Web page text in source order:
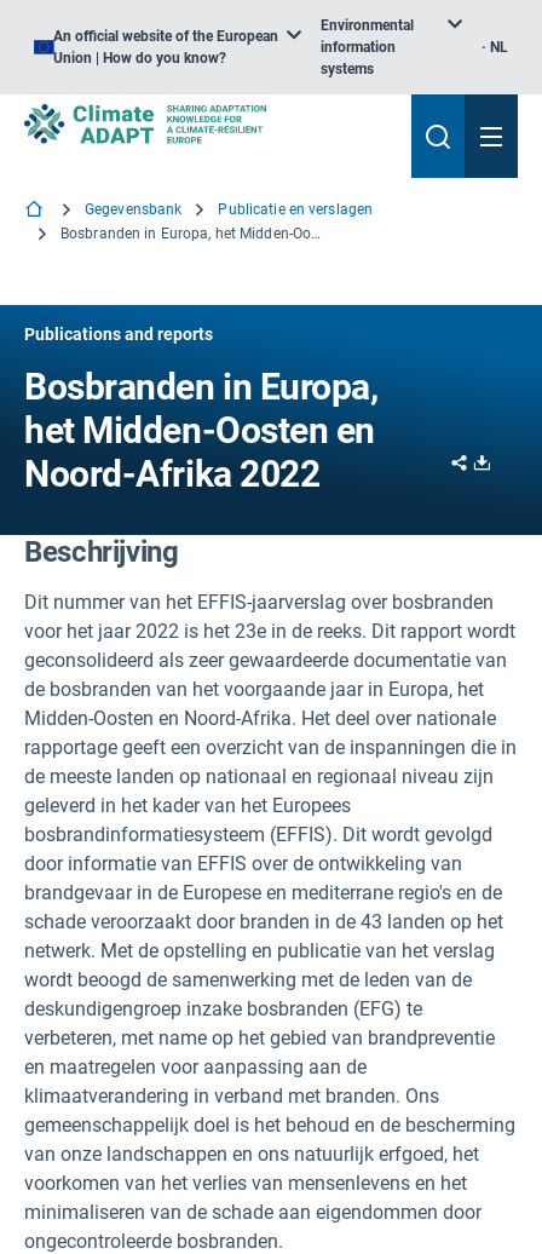
An official website of the European
Union | How do you know?
Environmental
information
systems
NL
Gegevensbank
Publicatie en verslagen
Bosbranden in Europa, het Midden-Oosten en Noord-Afrika 2022
Publications and reports
Bosbranden in Europa,
het Midden-Oosten en
Noord-Afrika 2022
Share
Beschrijving
Dit nummer van het EFFIS-jaarverslag over bosbranden
voor het jaar 2022 is het 23e in de reeks. Dit rapport wordt
geconsolideerd als zeer gewaardeerde documentatie van
de bosbranden van het voorgaande jaar in Europa, het
Midden-Oosten en Noord-Afrika. Het deel over nationale
rapportage geeft een overzicht van de inspanningen die in
de meeste landen op nationaal en regionaal niveau zijn
geleverd in het kader van het Europees
bosbrandinformatiesysteem (EFFIS). Dit wordt gevolgd
door informatie van EFFIS over de ontwikkeling van
brandgevaar in de Europese en mediterrane regio's en de
schade veroorzaakt door branden in de 43 landen op het
netwerk. Met de opstelling en publicatie van het verslag
wordt beoogd de samenwerking met de leden van de
deskundigengroep inzake bosbranden (EFG) te
verbeteren, met name op het gebied van brandpreventie
en maatregelen voor aanpassing aan de
klimaatverandering in verband met branden. Ons
gemeenschappelijk doel is het behoud en de bescherming
van onze landschappen en ons natuurlijk erfgoed, het
voorkomen van het verlies van mensenlevens en het
minimaliseren van de schade aan eigendommen door
ongecontroleerde bosbranden.